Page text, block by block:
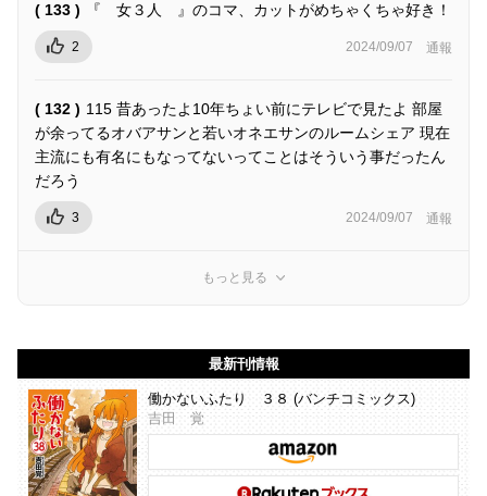
( 133 ) 『 女３人 』のコマ、カットがめちゃくちゃ好き！
2 2024/09/07 通報
( 132 ) 115 昔あったよ10年ちょい前にテレビで見たよ 部屋
が余ってるオバアサンと若いオネエサンのルームシェア 現在
主流にも有名にもなってないってことはそういう事だったん
だろう
3 2024/09/07 通報
もっと見る
最新刊情報
働かないふたり ３８ (バンチコミックス)
吉田 覚